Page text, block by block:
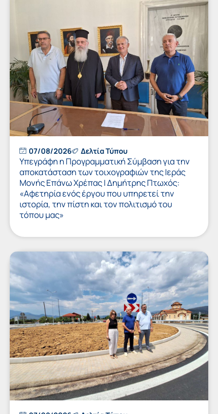
07/08/2026 Δελτία Τύπου
Υπεγράφη η Προγραμματική Σύμβαση για την
αποκατάσταση των τοιχογραφιών της Ιεράς
Μονής Επάνω Χρέπας | Δημήτρης Πτωχός:
«Αφετηρία ενός έργου που υπηρετεί την
ιστορία, την πίστη και τον πολιτισμό του
τόπου μας»